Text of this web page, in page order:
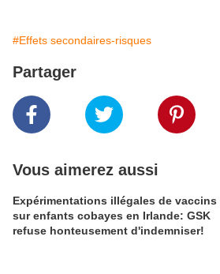
#Effets secondaires-risques
Partager
Vous aimerez aussi
Expérimentations illégales de vaccins
sur enfants cobayes en Irlande: GSK
refuse honteusement d'indemniser!